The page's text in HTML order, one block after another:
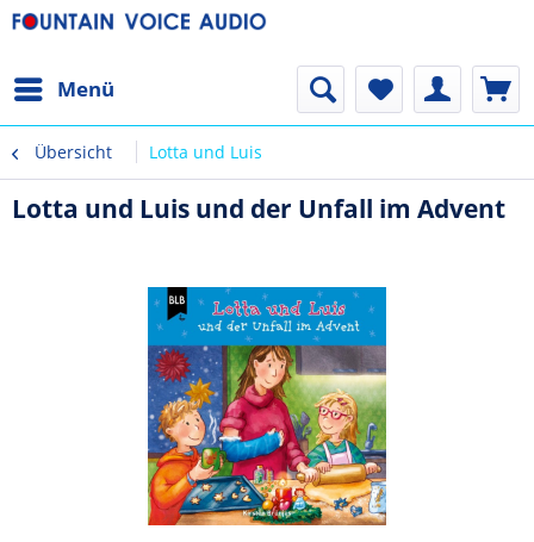
Menü
Übersicht Lotta und Luis
Lotta und Luis und der Unfall im Advent